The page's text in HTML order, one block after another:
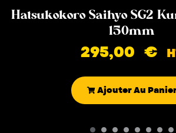
Hatsukokoro Saihyo SG2
150mm
295,00 €
Ajouter Au